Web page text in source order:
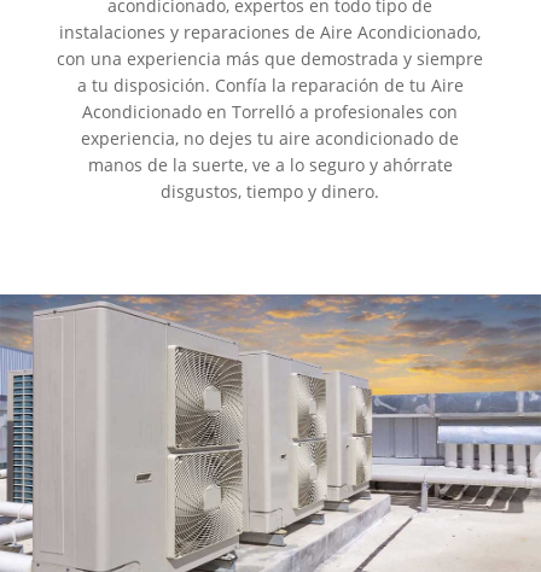
acondicionado, expertos en todo tipo de
instalaciones y reparaciones de Aire Acondicionado,
con una experiencia más que demostrada y siempre
a tu disposición. Confía la reparación de tu Aire
Acondicionado en Torrelló a profesionales con
experiencia, no dejes tu aire acondicionado de
manos de la suerte, ve a lo seguro y ahórrate
disgustos, tiempo y dinero.